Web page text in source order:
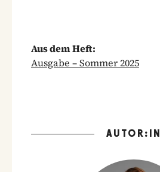
Aus dem Heft:
Ausgabe – Sommer 2025
AUTOR:IN